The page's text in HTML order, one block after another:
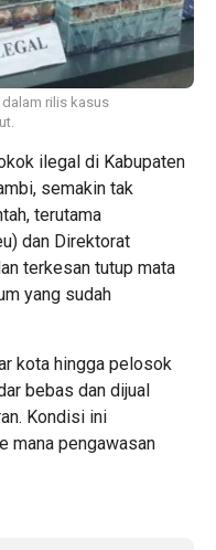
rilis kasus
ilegal di Kabupaten
semakin tak
terutama
dan Direktorat
terkesan tutup mata
yang sudah
kota hingga pelosok
bebas dan dijual
Kondisi ini
mana pengawasan